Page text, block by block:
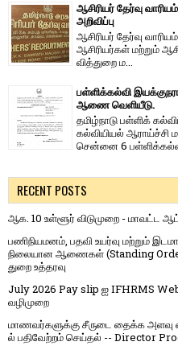
ஆசிரியர் தேர்வு
அறிவிப்பு
ஆசிரியர் தேர்வு
ஆசிரியர்​கள் மற்​றும்
வித்​துறை ம...
பள்ளிக்கல்வி
ஆணை வெளியீடு.
தமிழ்நாடு பள்ளிக்
கல்வியியல் ஆராய்ச்சி
சென்னை 6
RECENT POSTS
ஆக. 10 உள்ளூர் விடுமுறை - மாவட்ட
பணிநியமனம், பதவி உயர்வு மற்றும்
நிலையான ஆணைகள் (Standing
துறை உத்தரவு
July 2026 Pay slip ஐ IFHRMS
வழிமுறை
மாணவர்களுக்கு சீருடை தைக்க
ல் பதிவேற்றம் செய்தல் -- Director